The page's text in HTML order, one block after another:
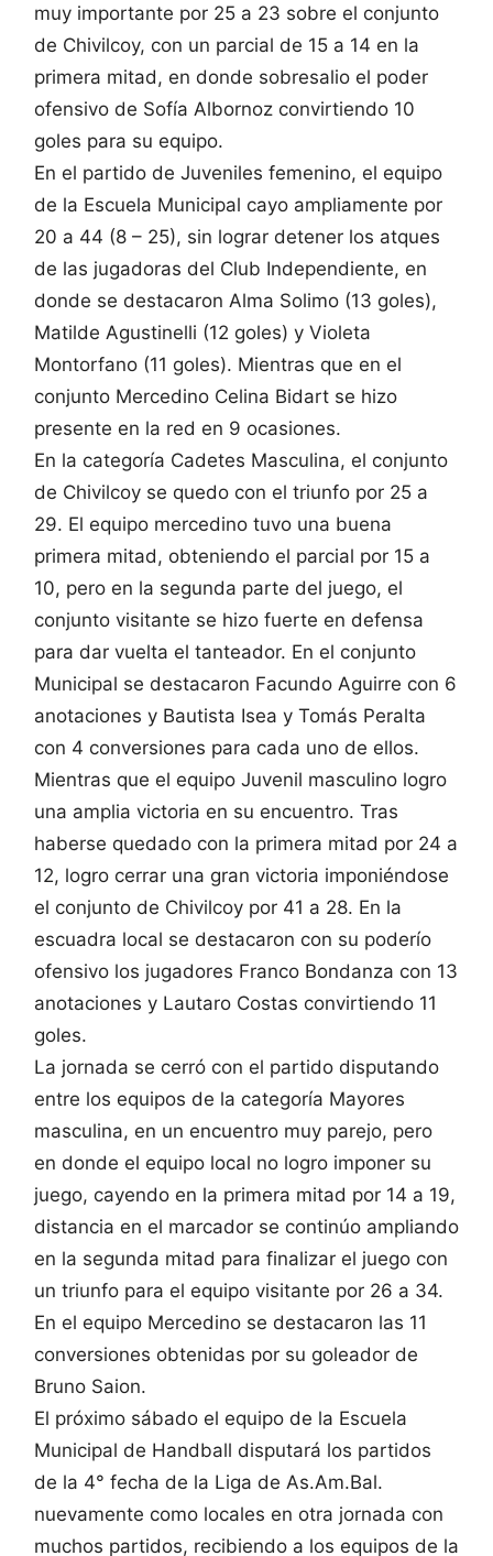
muy importante por 25 a 23 sobre el conjunto
de Chivilcoy, con un parcial de 15 a 14 en la
primera mitad, en donde sobresalio el poder
ofensivo de Sofía Albornoz convirtiendo 10
goles para su equipo.
En el partido de Juveniles femenino, el equipo
de la Escuela Municipal cayo ampliamente por
20 a 44 (8 – 25), sin lograr detener los atques
de las jugadoras del Club Independiente, en
donde se destacaron Alma Solimo (13 goles),
Matilde Agustinelli (12 goles) y Violeta
Montorfano (11 goles). Mientras que en el
conjunto Mercedino Celina Bidart se hizo
presente en la red en 9 ocasiones.
En la categoría Cadetes Masculina, el conjunto
de Chivilcoy se quedo con el triunfo por 25 a
29. El equipo mercedino tuvo una buena
primera mitad, obteniendo el parcial por 15 a
10, pero en la segunda parte del juego, el
conjunto visitante se hizo fuerte en defensa
para dar vuelta el tanteador. En el conjunto
Municipal se destacaron Facundo Aguirre con 6
anotaciones y Bautista Isea y Tomás Peralta
con 4 conversiones para cada uno de ellos.
Mientras que el equipo Juvenil masculino logro
una amplia victoria en su encuentro. Tras
haberse quedado con la primera mitad por 24 a
12, logro cerrar una gran victoria imponiéndose
el conjunto de Chivilcoy por 41 a 28. En la
escuadra local se destacaron con su poderío
ofensivo los jugadores Franco Bondanza con 13
anotaciones y Lautaro Costas convirtiendo 11
goles.
La jornada se cerró con el partido disputando
entre los equipos de la categoría Mayores
masculina, en un encuentro muy parejo, pero
en donde el equipo local no logro imponer su
juego, cayendo en la primera mitad por 14 a 19,
distancia en el marcador se continúo ampliando
en la segunda mitad para finalizar el juego con
un triunfo para el equipo visitante por 26 a 34.
En el equipo Mercedino se destacaron las 11
conversiones obtenidas por su goleador de
Bruno Saion.
El próximo sábado el equipo de la Escuela
Municipal de Handball disputará los partidos
de la 4° fecha de la Liga de As.Am.Bal.
nuevamente como locales en otra jornada con
muchos partidos, recibiendo a los equipos de la